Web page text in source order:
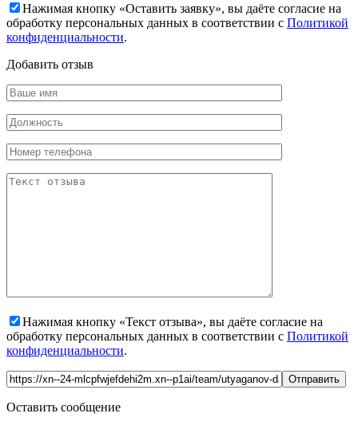
Нажимая кнопку «Оставить заявку», вы даёте согласие на
обработку персональных данных в соответствии с Политикой
конфиденциальности.
Добавить отзыв
Нажимая кнопку «Текст отзыва», вы даёте согласие на
обработку персональных данных в соответствии с Политикой
конфиденциальности.
Оставить сообщение